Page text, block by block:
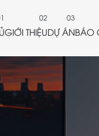
GIỚI THIỆUDỰ ÁNBÁO